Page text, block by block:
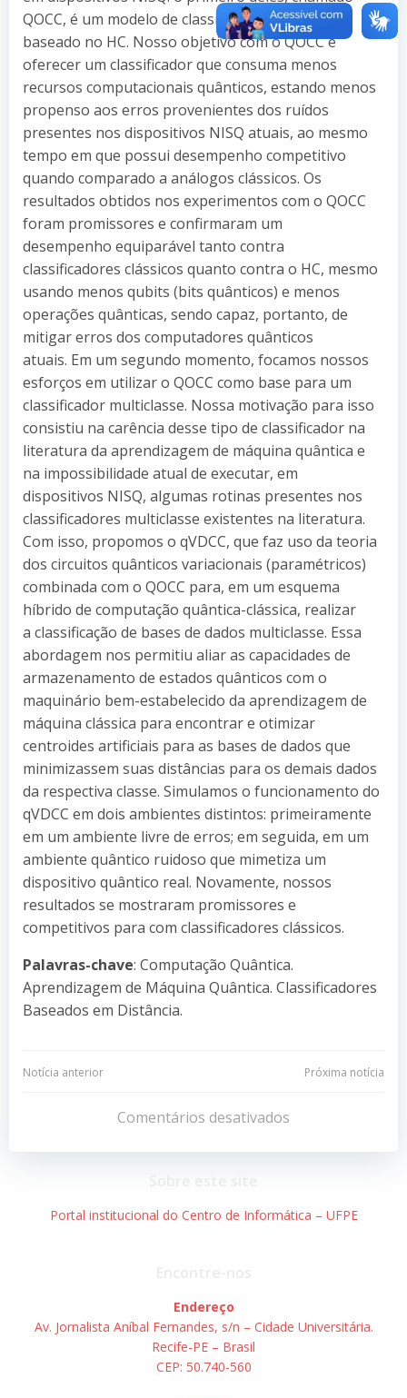
QOCC, é um modelo de classificação elementar
baseado no HC. Nosso objetivo com o QOCC é
oferecer um classificador que consuma menos
recursos computacionais quânticos, estando menos
propenso aos erros provenientes dos ruídos
presentes nos dispositivos NISQ atuais, ao mesmo
tempo em que possui desempenho competitivo
quando comparado a análogos clássicos. Os
resultados obtidos nos experimentos com o QOCC
foram promissores e confirmaram um
desempenho equiparável tanto contra
classificadores clássicos quanto contra o HC, mesmo
usando menos qubits (bits quânticos) e menos
operações quânticas, sendo capaz, portanto, de
mitigar erros dos computadores quânticos
atuais. Em um segundo momento, focamos nossos
esforços em utilizar o QOCC como base para um
classificador multiclasse. Nossa motivação para isso
consistiu na carência desse tipo de classificador na
literatura da aprendizagem de máquina quântica e
na impossibilidade atual de executar, em
dispositivos NISQ, algumas rotinas presentes nos
classificadores multiclasse existentes na literatura.
Com isso, propomos o qVDCC, que faz uso da teoria
dos circuitos quânticos variacionais (paramétricos)
combinada com o QOCC para, em um esquema
híbrido de computação quântica-clássica, realizar
a classificação de bases de dados multiclasse. Essa
abordagem nos permitiu aliar as capacidades de
armazenamento de estados quânticos com o
maquinário bem-estabelecido da aprendizagem de
máquina clássica para encontrar e otimizar
centroides artificiais para as bases de dados que
minimizassem suas distâncias para os demais dados
da respectiva classe. Simulamos o funcionamento do
qVDCC em dois ambientes distintos: primeiramente
em um ambiente livre de erros; em seguida, em um
ambiente quântico ruidoso que mimetiza um
dispositivo quântico real. Novamente, nossos
resultados se mostraram promissores e
competitivos para com classificadores clássicos.
Palavras-chave: Computação Quântica.
Aprendizagem de Máquina Quântica. Classificadores
Baseados em Distância.
Navegação
Post
Notícia anterior
Navegação
de
Post
Próxima notícia
Comentários desativados
Portal institucional do Centro de Informática – UFPE
Endereço
Av. Jornalista Aníbal Fernandes, s/n – Cidade Universitária.
Recife-PE – Brasil
CEP: 50.740-560